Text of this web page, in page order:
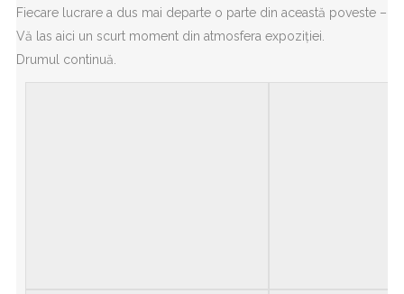
Fiecare lucrare a dus mai departe o parte din această poveste –
Vă las aici un scurt moment din atmosfera expoziției.
Drumul continuă.